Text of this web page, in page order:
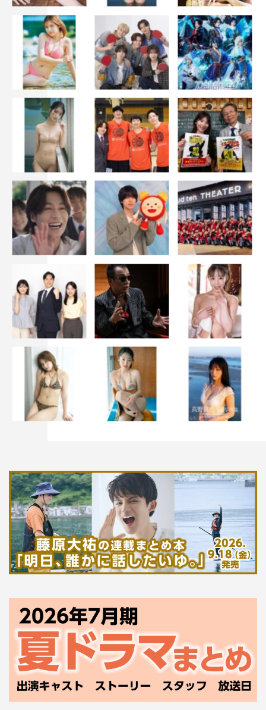
統括プロデューサー：栗田美和（CTV MID ENJIN）
チーフプロデューサー：林弘幸（CTV MID ENJIN）
プロデューサー：髙石明彦（The icon）
制作：CTV MID ENJIN
制作著作：中京テレビ
©すえのぶけいこ／講談社 ©中京テレビ